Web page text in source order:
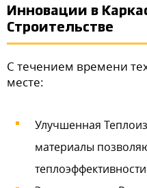
Инновации в
Строительстве
С течением времени
месте:
Улучшенная
материалы